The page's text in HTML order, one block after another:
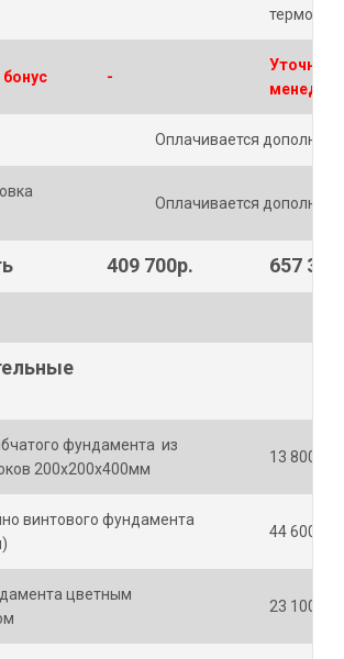
-
Оплачивается
Оплачивается
409 700р. 657
фундамента из
200х200х400мм
13 800р.
винтового фундамента
44 600р.
цветным
23 100р.